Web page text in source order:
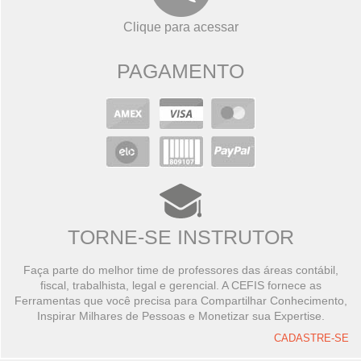
Clique para acessar
PAGAMENTO
TORNE-SE INSTRUTOR
Faça parte do melhor time de professores das áreas contábil,
fiscal, trabalhista, legal e gerencial. A CEFIS fornece as
Ferramentas que você precisa para Compartilhar Conhecimento,
Inspirar Milhares de Pessoas e Monetizar sua Expertise.
CADASTRE-SE